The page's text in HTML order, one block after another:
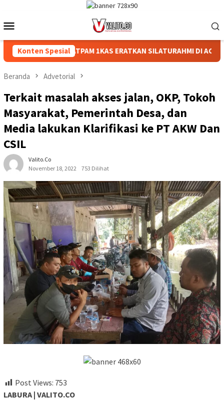
konten
Mobile
Konten Spesial
‎SATPAM 1KAS ERATKAN SILATURAHMI DI ACARA
Beranda Advetorial
Terkait masalah akses jalan, OKP, Tokoh
Masyarakat, Pemerintah Desa, dan
Media lakukan Klarifikasi ke PT AKW Dan
CSIL
Valito.co
November 18, 2022
753 Dilihat
Post Views: 753
LABURA | VALITO.CO